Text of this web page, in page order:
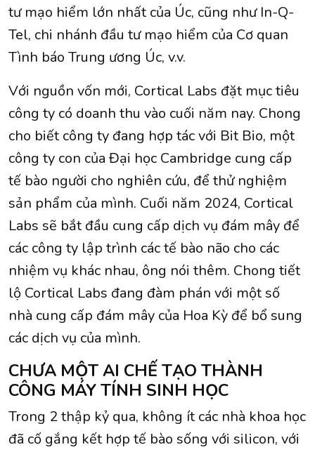
tư mạo hiểm lớn nhất của Úc, cũng như In-Q-
Tel, chi nhánh đầu tư mạo hiểm của Cơ quan
Tình báo Trung ương Úc, v.v.
Với nguồn vốn mới, Cortical Labs đặt mục tiêu
công ty có doanh thu vào cuối năm nay. Chong
cho biết công ty đang hợp tác với Bit Bio, một
công ty con của Đại học Cambridge cung cấp
tế bào người cho nghiên cứu, để thử nghiệm
sản phẩm của mình. Cuối năm 2024, Cortical
Labs sẽ bắt đầu cung cấp dịch vụ đám mây để
các công ty lập trình các tế bào não cho các
nhiệm vụ khác nhau, ông nói thêm. Chong tiết
lộ Cortical Labs đang đàm phán với một số
nhà cung cấp đám mây của Hoa Kỳ để bổ sung
các dịch vụ của mình.
CHƯA MỘT AI CHẾ TẠO THÀNH
CÔNG MÁY TÍNH SINH HỌC
Trong 2 thập kỷ qua, không ít các nhà khoa học
đã cố gắng kết hợp tế bào sống với silicon, với